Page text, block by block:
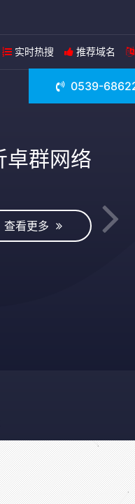
实时热搜 推荐域名
0539-